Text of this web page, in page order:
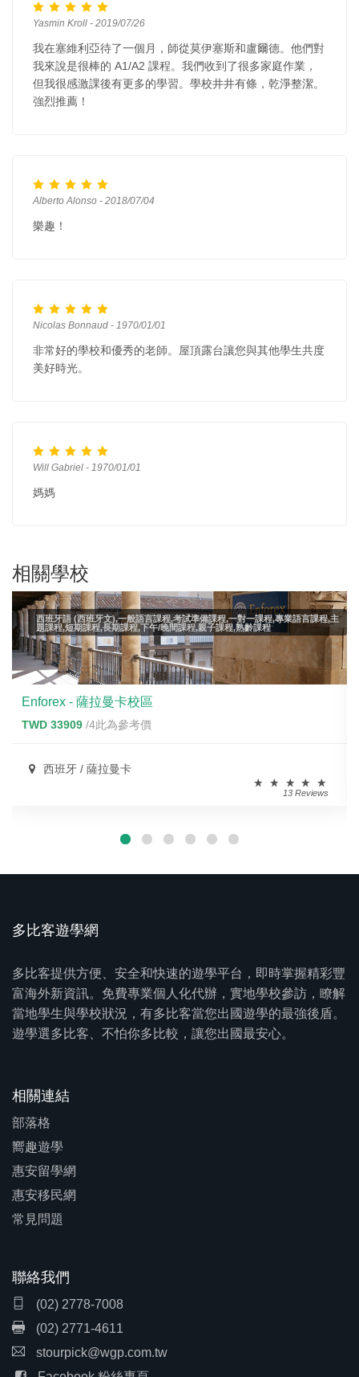
Yasmin Kroll - 2019/07/26
我在塞維利亞待了一個月，師從莫伊塞斯和盧爾德。他們對
我來說是很棒的 A1/A2 課程。我們收到了很多家庭作業，
但我很感激課後有更多的學習。學校井井有條，乾淨整潔。
強烈推薦！
Alberto Alonso - 2018/07/04
樂趣！
Nicolas Bonnaud - 1970/01/01
非常好的學校和優秀的老師。屋頂露台讓您與其他學生共度
美好時光。
Will Gabriel - 1970/01/01
媽媽
相關學校
西班牙語 (西班牙文),一般語言課程,考試準備課程,一對一課程,專業語言課程,主
題課程,短期課程,長期課程,下午/晚間課程,親子課程,熟齡課程
Enforex - 薩拉曼卡校區
TWD 33909 /4此為參考價
西班牙 / 薩拉曼卡
13 Reviews
多比客遊學網
多比客提供方便、安全和快速的遊學平台，即時掌握精彩豐
富海外新資訊。免費專業個人化代辦，實地學校參訪，瞭解
當地學生與學校狀況，有多比客當您出國遊學的最強後盾。
遊學選多比客、不怕你多比較，讓您出國最安心。
相關連結
部落格
嚮趣遊學
惠安留學網
惠安移民網
常見問題
聯絡我們
(02) 2778-7008
(02) 2771-4611
stourpick@wgp.com.tw